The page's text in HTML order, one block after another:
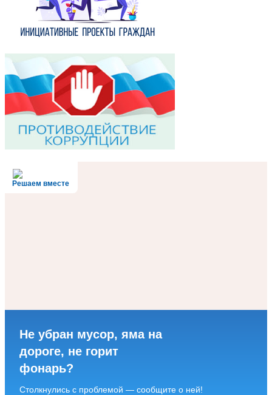
Решаем вместе
Не убран мусор, яма на
дороге, не горит
фонарь?
Столкнулись с проблемой — сообщите о ней!